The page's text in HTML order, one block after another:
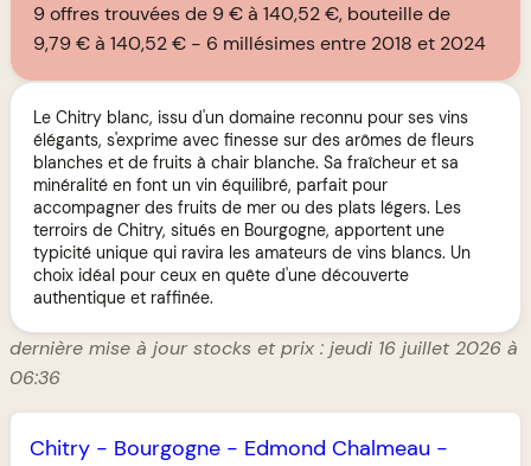
9 offres trouvées de 9 € à 140,52 €, bouteille de
9,79 € à 140,52 €
6 millésimes entre 2018 et 2024
Le Chitry blanc, issu d'un domaine reconnu pour ses vins
élégants, s'exprime avec finesse sur des arômes de fleurs
blanches et de fruits à chair blanche. Sa fraîcheur et sa
minéralité en font un vin équilibré, parfait pour
accompagner des fruits de mer ou des plats légers. Les
terroirs de Chitry, situés en Bourgogne, apportent une
typicité unique qui ravira les amateurs de vins blancs. Un
choix idéal pour ceux en quête d'une découverte
authentique et raffinée.
dernière mise à jour stocks et prix : jeudi 16 juillet 2026 à
06:36
Chitry - Bourgogne - Edmond Chalmeau -